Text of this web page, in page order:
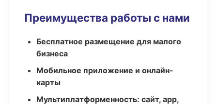
Преимущества работы с нами
Бесплатное размещение для малого
бизнеса
Мобильное приложение и онлайн-
карты
Мультиплатформенность: сайт, app,